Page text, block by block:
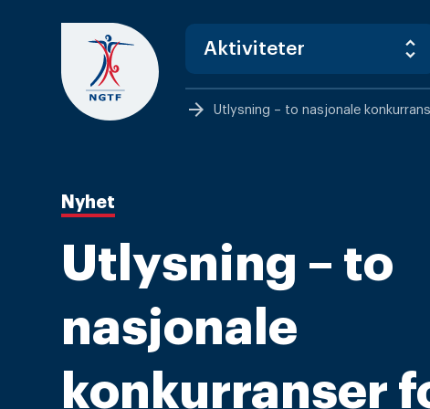
content
arrow_forward Utlysning – to nasjonale
Nyhet
Utlysning – to
nasjonale
konkurranser